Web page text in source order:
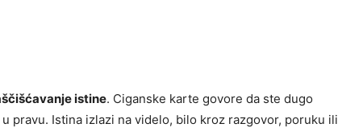
istine. Ciganske karte govore da ste dugo
pravu. Istina izlazi na videlo, bilo kroz razgovor, poruku ili